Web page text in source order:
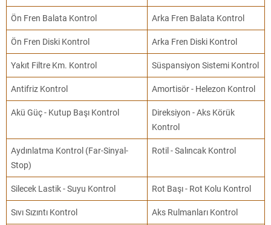
Ön Fren Balata Kontrol Arka Fren Balata Kontrol
Ön Fren Diski Kontrol Arka Fren Diski Kontrol
Yakıt Filtre Km. Kontrol Süspansiyon Sistemi Kontrol
Antifriz Kontrol Amortisör - Helezon Kontrol
Akü Güç - Kutup Başı Kontrol
Direksiyon - Aks Körük
Kontrol
Aydınlatma Kontrol (Far-Sinyal-
Stop)
Rotil - Salıncak Kontrol
Silecek Lastik - Suyu Kontrol Rot Başı - Rot Kolu Kontrol
Sıvı Sızıntı Kontrol Aks Rulmanları Kontrol